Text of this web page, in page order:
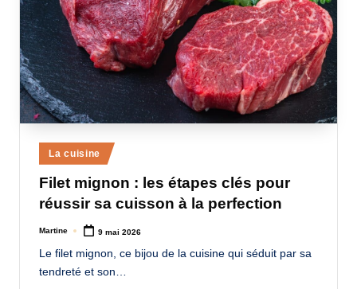
è
r
e
M
a
Posted
in
La cuisine
Filet mignon : les étapes clés pour
réussir sa cuisson à la perfection
Posted
Martine 9 mai 2026
Le filet mignon, ce bijou de la cuisine qui séduit par sa
tendreté et son…